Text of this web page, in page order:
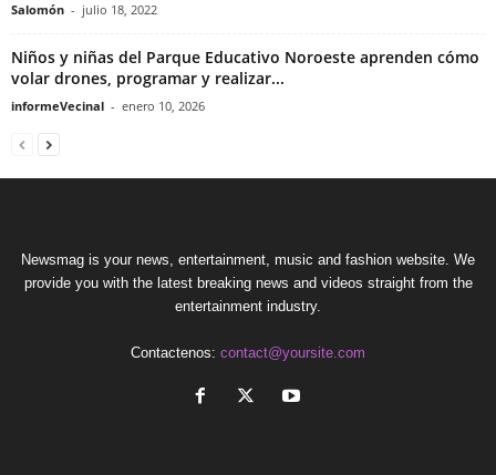
Salomón - julio 18, 2022
Niños y niñas del Parque Educativo Noroeste aprenden cómo
volar drones, programar y realizar...
informeVecinal - enero 10, 2026
Newsmag is your news, entertainment, music and fashion website. We
provide you with the latest breaking news and videos straight from the
entertainment industry.
Contactenos: contact@yoursite.com